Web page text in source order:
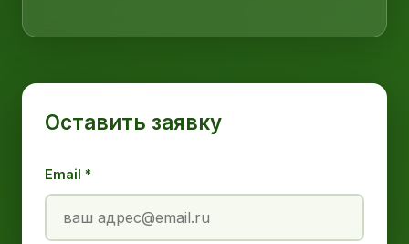
Оставить заявку
Email *